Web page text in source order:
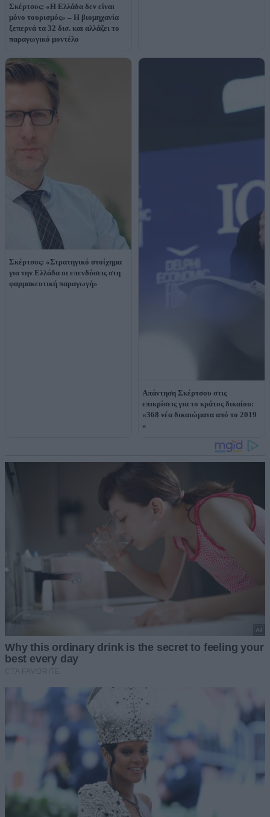
Σκέρτσος: «Η Ελλάδα δεν είναι
μόνο τουρισμός» – Η βιομηχανία
ξεπερνά τα 32 δισ. και αλλάζει το
παραγωγικό μοντέλο
Σκέρτσος: «Στρατηγικό στοίχημα
για την Ελλάδα οι επενδύσεις στη
φαρμακευτική παραγωγή»
Απάντηση Σκέρτσου στις
επικρίσεις για το κράτος δικαίου:
«368 νέα δικαιώματα από το 2019
»